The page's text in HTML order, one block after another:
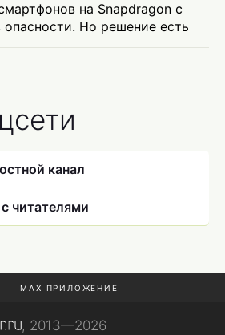
на Snapdragon с
опасности. Но решение есть
канал
читателями
MAX ПРИЛОЖЕНИЕ
, 2013—2026